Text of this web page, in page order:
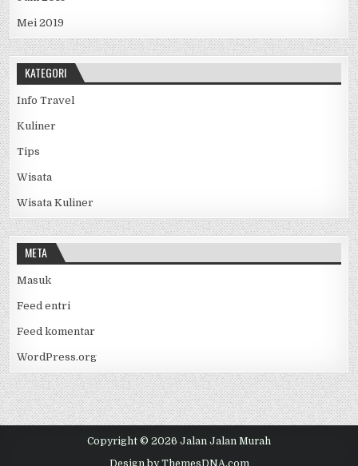
Mei 2019
KATEGORI
Info Travel
Kuliner
Tips
Wisata
Wisata Kuliner
META
Masuk
Feed entri
Feed komentar
WordPress.org
Copyright © 2026 Jalan Jalan Murah
Design by ThemesDNA.com